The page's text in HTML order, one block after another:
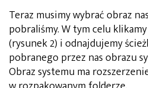
Teraz musimy wybrać obraz
pobraliśmy. W tym celu
(rysunek 2) i odnajdujemy
pobranego przez nas obrazu
Obraz systemu ma